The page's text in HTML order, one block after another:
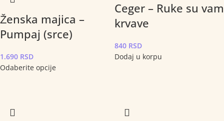
Ženska majica –
Pumpaj (srce)
1.690 RSD
Odaberite opcije
Ceger – Ruke su vam
krvave
840 RSD
Dodaj u korpu